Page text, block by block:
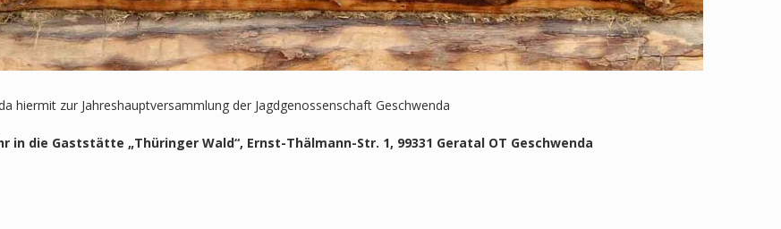
hiermit zur Jahreshauptversammlung der Jagdgenossenschaft Geschwenda
in die Gaststätte „Thüringer Wald“, Ernst-Thälmann-Str. 1, 99331 Geratal OT Geschwenda